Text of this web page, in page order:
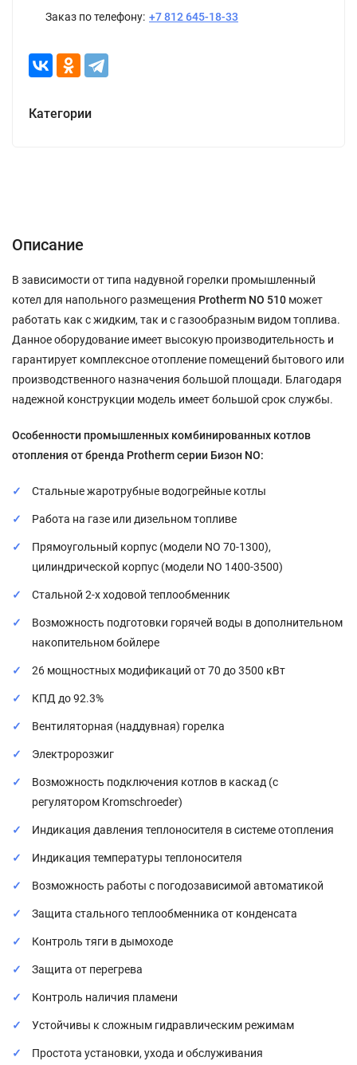
Заказ по телефону: +7 812 645-18-33
Категории
Описание
В зависимости от типа надувной горелки промышленный
котел для напольного размещения Protherm NO 510 может
работать как с жидким, так и с газообразным видом топлива.
Данное оборудование имеет высокую производительность и
гарантирует комплексное отопление помещений бытового или
производственного назначения большой площади. Благодаря
надежной конструкции модель имеет большой срок службы.
Особенности промышленных комбинированных котлов
отопления от бренда Protherm серии Бизон NO:
Стальные жаротрубные водогрейные котлы
Работа на газе или дизельном топливе
Прямоугольный корпус (модели NO 70-1300),
цилиндрической корпус (модели NO 1400-3500)
Стальной 2-х ходовой теплообменник
Возможность подготовки горячей воды в дополнительном
накопительном бойлере
26 мощностных модификаций от 70 до 3500 кВт
КПД до 92.3%
Вентиляторная (наддувная) горелка
Электророзжиг
Возможность подключения котлов в каскад (с
регулятором Kromschroeder)
Индикация давления теплоносителя в системе отопления
Индикация температуры теплоносителя
Возможность работы с погодозависимой автоматикой
Защита стального теплообменника от конденсата
Контроль тяги в дымоходе
Защита от перегрева
Контроль наличия пламени
Устойчивы к сложным гидравлическим режимам
Простота установки, ухода и обслуживания